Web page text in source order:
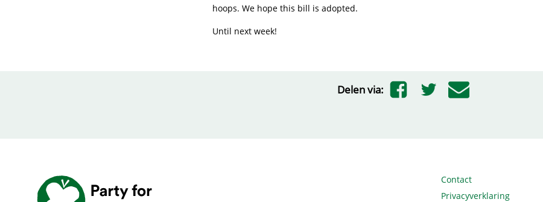
hoops. We hope this bill is adopted.
Until next week!
Delen via:
Contact
Privacyverklaring